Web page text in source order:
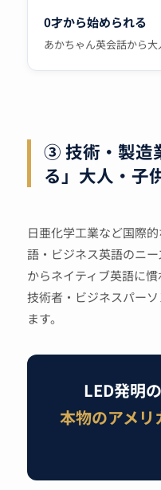
0才から始められる
あかちゃん英会話から大
③ 技術・製造
る」大人・子
日亜化学工業など国際
語・ビジネス英語のニ
からネイティブ英語に
技術者・ビジネスパー
ます。
LED発明
本物のアメリ